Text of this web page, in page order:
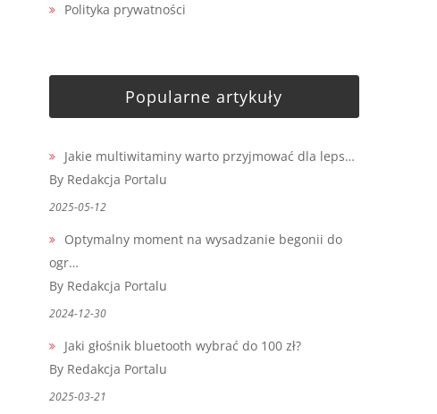
Polityka prywatności
Popularne artykuły
Jakie multiwitaminy warto przyjmować dla leps…
By Redakcja Portalu
2025-05-12
Optymalny moment na wysadzanie begonii do
ogr…
By Redakcja Portalu
2024-12-30
Jaki głośnik bluetooth wybrać do 100 zł?
By Redakcja Portalu
2025-03-21